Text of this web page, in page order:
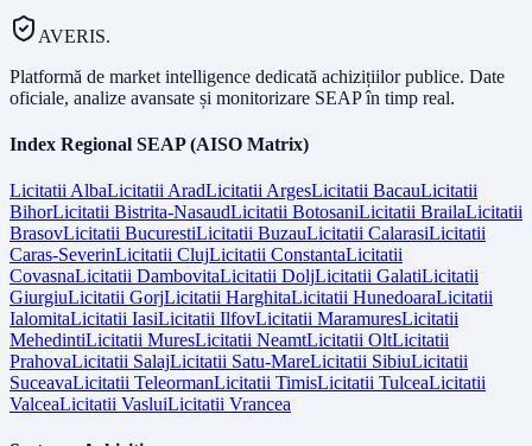
AVERIS.
Platformă de market intelligence dedicată achizițiilor publice. Date
oficiale, analize avansate și monitorizare SEAP în timp real.
Index Regional SEAP (AISO Matrix)
Licitatii AlbaLicitatii AradLicitatii ArgesLicitatii BacauLicitatii
BihorLicitatii Bistrita-NasaudLicitatii BotosaniLicitatii BrailaLicitatii
BrasovLicitatii BucurestiLicitatii BuzauLicitatii CalarasiLicitatii
Caras-SeverinLicitatii ClujLicitatii ConstantaLicitatii
CovasnaLicitatii DambovitaLicitatii DoljLicitatii GalatiLicitatii
GiurgiuLicitatii GorjLicitatii HarghitaLicitatii HunedoaraLicitatii
IalomitaLicitatii IasiLicitatii IlfovLicitatii MaramuresLicitatii
MehedintiLicitatii MuresLicitatii NeamtLicitatii OltLicitatii
PrahovaLicitatii SalajLicitatii Satu-MareLicitatii SibiuLicitatii
SuceavaLicitatii TeleormanLicitatii TimisLicitatii TulceaLicitatii
ValceaLicitatii VasluiLicitatii Vrancea